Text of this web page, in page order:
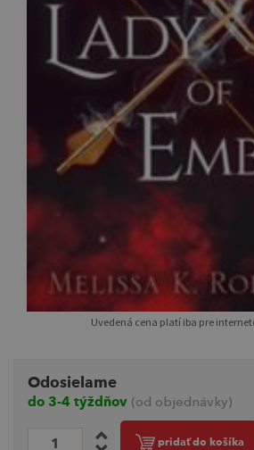
Uvedená cena platí iba pre
Odosielame
do 3-4 týždňov (od objednávky)
pridať do košíka